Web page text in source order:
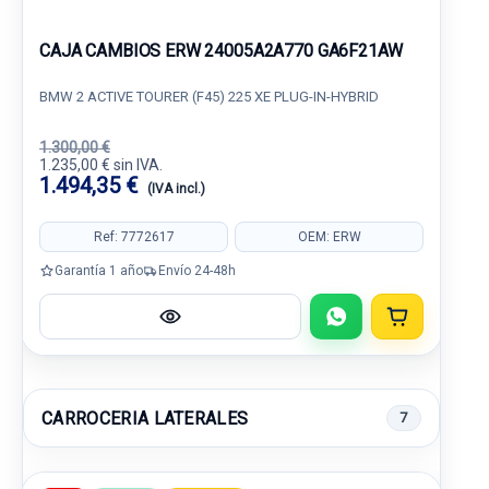
CAJA CAMBIOS ERW 24005A2A770 GA6F21AW
BMW 2 ACTIVE TOURER (F45) 225 XE PLUG-IN-HYBRID
1.300,00 €
1.235,00 € sin IVA.
1.494,35 € (IVA incl.)
Ref: 7772617 OEM: ERW
Garantía 1 año Envío 24-48h
CARROCERIA LATERALES 7